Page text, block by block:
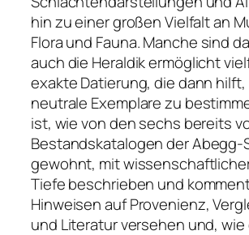
hin zu einer großen Vielfalt an
Flora und Fauna. Manche sind
auch die Heraldik ermöglicht
exakte Datierung, die dann hilft,
neutrale Exemplare zu
ist, wie von den sechs bereits
Bestandskatalogen der
gewohnt, mit
Tiefe beschrieben und
Hinweisen auf Provenienz,
und Literatur versehen und, wie